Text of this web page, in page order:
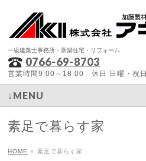
一級建築士事務所・新築住宅・リフォーム
0766-69-8703
営業時間9:00～18:00 休日 日曜・祝日
↓MENU
素足で暮らす家
HOME » 素足で暮らす家